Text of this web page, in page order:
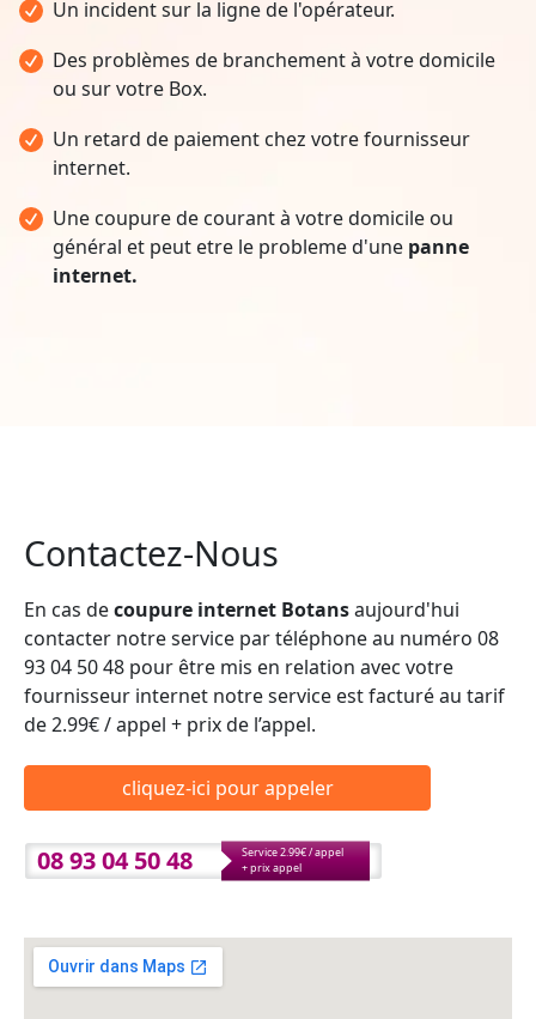
Un incident sur la ligne de l'opérateur.
Des problèmes de branchement à votre domicile
ou sur votre Box.
Un retard de paiement chez votre fournisseur
internet.
Une coupure de courant à votre domicile ou
général et peut etre le probleme d'une panne
internet.
Contactez-Nous
En cas decoupure internet Botansaujourd'hui
contacter notre service par téléphone au numéro 08
93 04 50 48 pour être mis en relation avec votre
fournisseur internet notre service est facturé au tarif
de 2.99€ / appel + prix de l’appel.
cliquez-ici pour appeler
08 93 04 50 48
Service 2.99€ / appel
+ prix appel